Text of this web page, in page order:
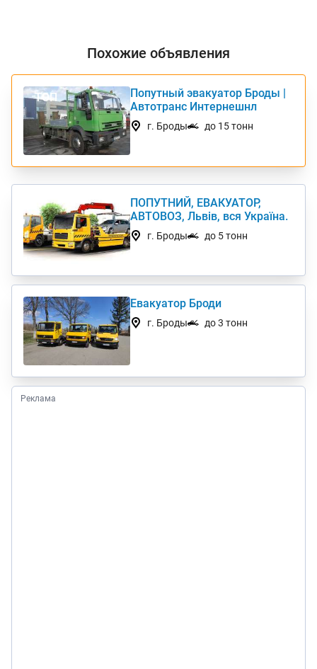
Похожие объявления
ТОП
Попутный эвакуатор Броды |
Автотранс Интернешнл
г. Броды до 15 тонн
ПОПУТНИЙ, ЕВАКУАТОР,
АВТОВОЗ, Львів, вся Україна.
г. Броды до 5 тонн
Евакуатор Броди
г. Броды до 3 тонн
Реклама